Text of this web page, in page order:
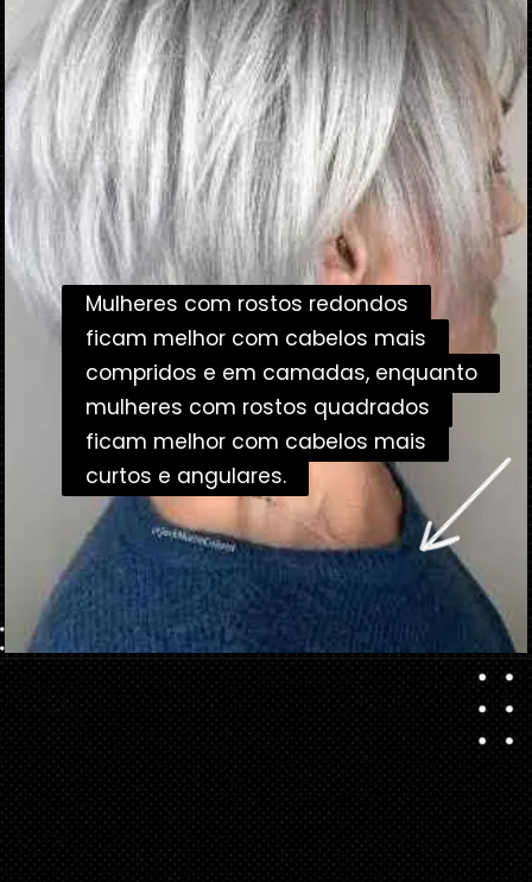
Mulheres com rostos redondos
ficam melhor com cabelos mais
compridos e em camadas, enquanto
mulheres com rostos quadrados
ficam melhor com cabelos mais
curtos e angulares.
Mulheres com rostos redondos
ficam melhor com cabelos mais
compridos e em camadas, enquanto
mulheres com rostos quadrados
ficam melhor com cabelos mais
curtos e angulares.
Opening